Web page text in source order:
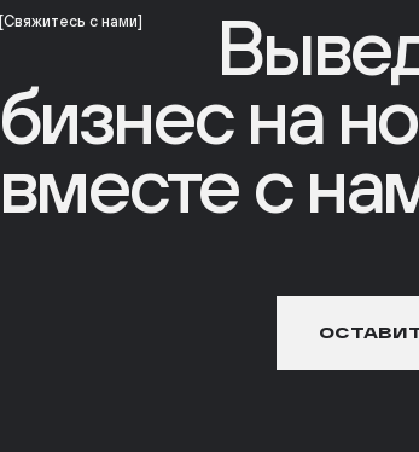
[Свяжитесь с нами]
бизнес на
вместе с